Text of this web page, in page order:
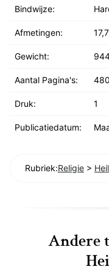
Bindwijze:
Afmetingen:
Gewicht:
Aantal Pagina's: 480
Druk: 1
Publicatiedatum:
Rubriek:Religie >
Andere